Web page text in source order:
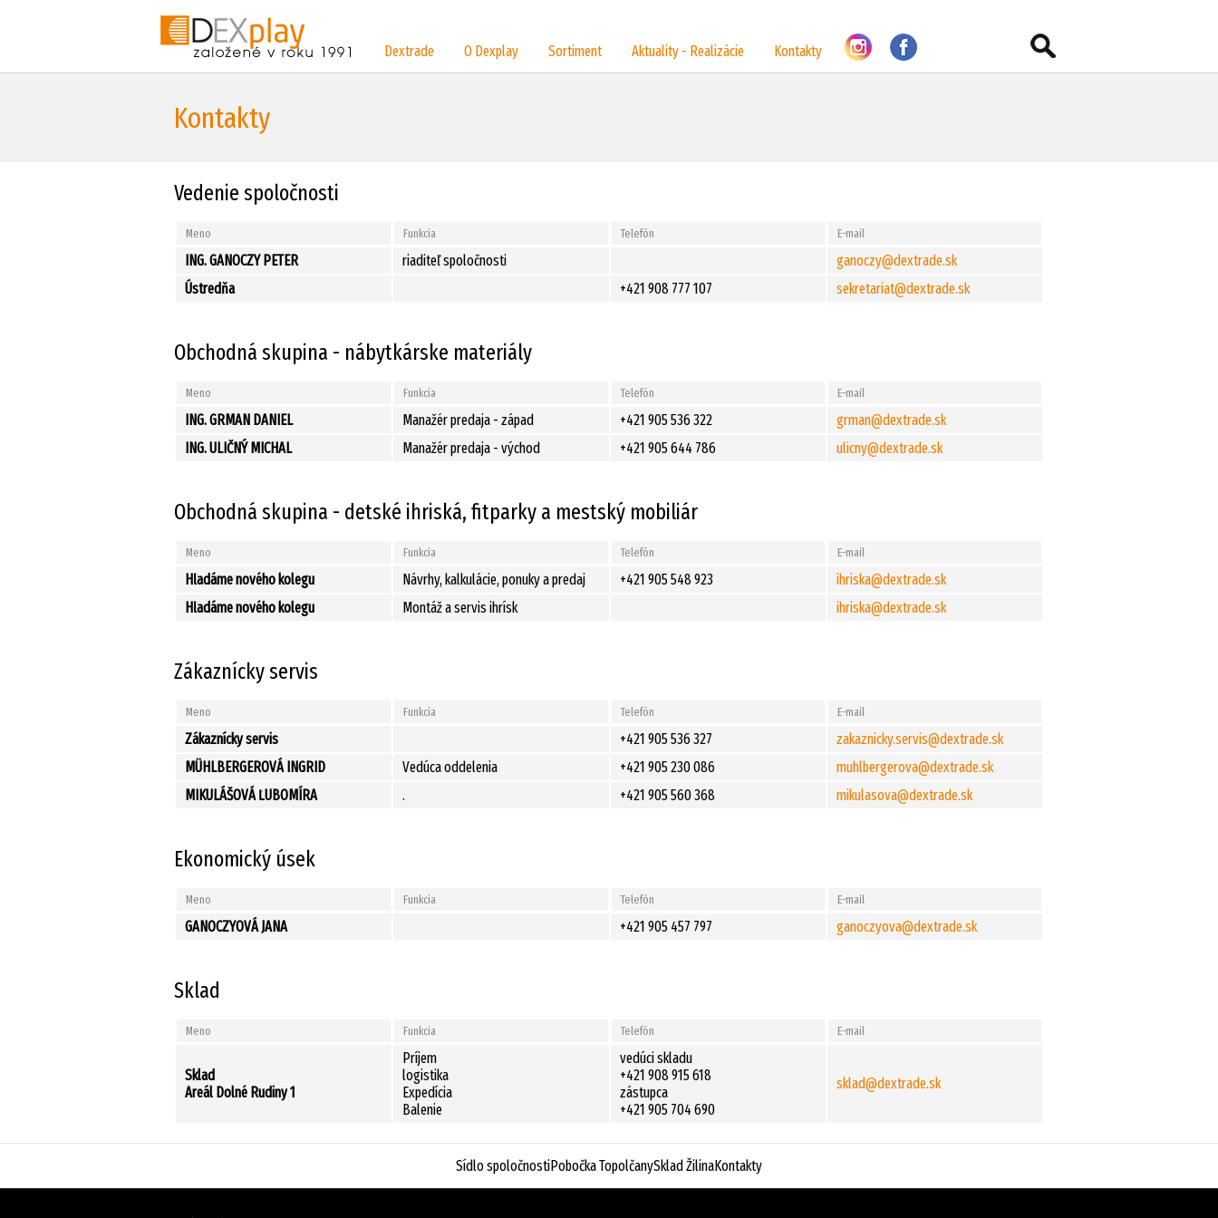
Dextrade O Dexplay Sortiment Aktuality - Realizácie Kontakty
Kontakty
Vedenie spoločnosti
Meno Funkcia Telefón E-mail
ING. GANOCZY PETER riaditeľ spoločnosti
ganoczy@dextrade.sk
Ústredňa
+421 908 777 107 sekretariat@dextrade.sk
Obchodná skupina - nábytkárske materiály
Meno Funkcia Telefón E-mail
ING. GRMAN DANIEL Manažér predaja - západ +421 905 536 322
grman@dextrade.sk
ING. ULIČNÝ MICHAL
Manažér predaja - východ +421 905 644 786 ulicny@dextrade.sk
Obchodná skupina - detské ihriská, fitparky a mestský mobiliár
Meno Funkcia Telefón E-mail
Hľadáme nového kolegu Návrhy, kalkulácie, ponuky a predaj +421 905 548 923
ihriska@dextrade.sk
Hľadáme nového kolegu
Montáž a servis ihrísk ihriska@dextrade.sk
Zákaznícky servis
Meno Funkcia Telefón E-mail
Zákaznícky servis +421 905 536 327
zakaznicky.servis@dextrade.sk
MÜHLBERGEROVÁ INGRID
Vedúca oddelenia +421 905 230 086
muhlbergerova@dextrade.sk
MIKULÁŠOVÁ ĽUBOMÍRA
. +421 905 560 368 mikulasova@dextrade.sk
Ekonomický úsek
Meno Funkcia Telefón E-mail
GANOCZYOVÁ JANA +421 905 457 797 ganoczyova@dextrade.sk
Sklad
Meno Funkcia Telefón E-mail
Sklad
Areál Dolné Rudiny 1
Príjem
logistika
Expedícia
Balenie
vedúci skladu
+421 908 915 618
zástupca
+421 905 704 690
sklad@dextrade.sk
Sídlo spoločnostiPobočka TopolčanySklad ŽilinaKontakty